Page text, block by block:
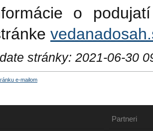
o
stránky: 2021-06-30
e-mailom
Partneri